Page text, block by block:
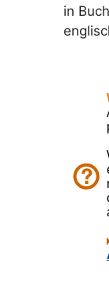
in